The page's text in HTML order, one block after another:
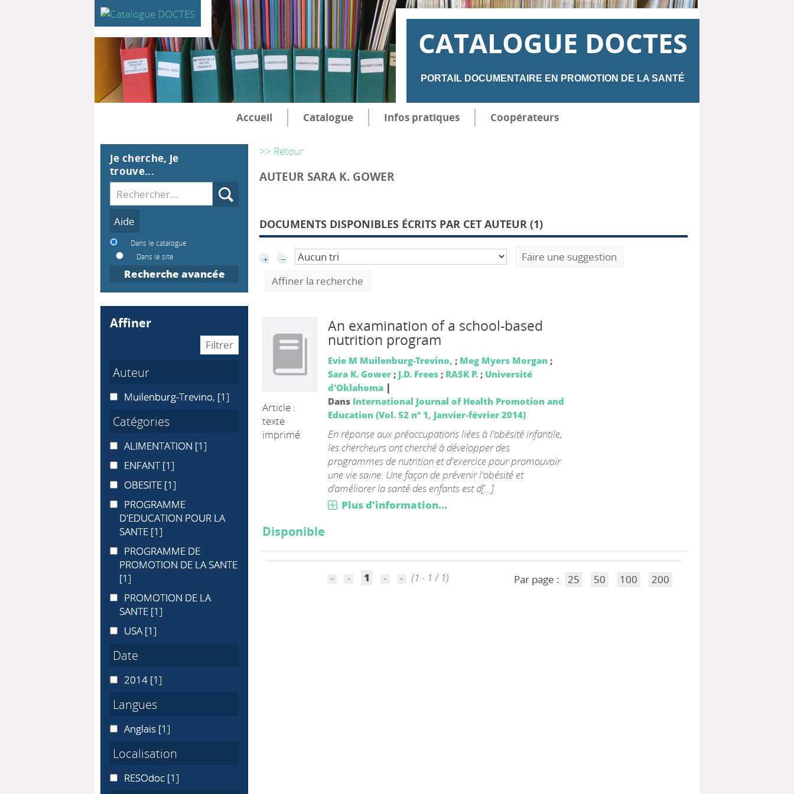
CATALOGUE DOCTES
PORTAIL DOCUMENTAIRE EN PROMOTION DE LA SANTÉ
Accueil Catalogue Infos pratiques Coopérateurs
>> Retour
AUTEUR SARA K. GOWER
DOCUMENTS DISPONIBLES ÉCRITS PAR CET AUTEUR (1)
Faire une suggestion
Affiner la recherche
Article :
texte
imprimé
An examination of a school-based
nutrition program
Evie M Muilenburg-Trevino, ; Meg Myers Morgan ;
Sara K. Gower; J.D. Frees; RASK P.; Université
d'Oklahoma |
Dans International Journal of Health Promotion and
Education (Vol. 52 n° 1, Janvier-février 2014)
En réponse aux préoccupations liées à l'obésité infantile,
les chercheurs ont cherché à développer des
programmes de nutrition et d'exercice pour promouvoir
une vie saine. Une façon de prévenir l'obésité et
d’améliorer la santé des enfants est d[...]
Plus d'information...
Disponible
1 (1 - 1 / 1) Par page : 25 50 100 200
Je cherche, je
trouve...
Recherche
Dans le catalogue
Dans le site
Recherche avancée
affiner
Auteur
Muilenburg-Trevino,
Muilenburg-Trevino, [1]
Catégories
ALIMENTATION
ALIMENTATION [1]
ENFANT
ENFANT [1]
OBESITE
OBESITE [1]
PROGRAMME D'EDUCATION POUR LA SANTE
PROGRAMME
D'EDUCATION POUR LA
SANTE [1]
PROGRAMME DE PROMOTION DE LA SANTE
PROGRAMME DE
PROMOTION DE LA SANTE
[1]
PROMOTION DE LA SANTE
PROMOTION DE LA
SANTE [1]
USAUSA [1]
Date
20142014 [1]
Langues
Anglais
Anglais [1]
Localisation
RESOdoc
RESOdoc [1]